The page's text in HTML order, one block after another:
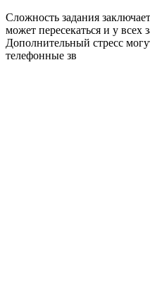
Сложность задания
может пересекаться и у всех
Дополнительный стресс
телефонные зв